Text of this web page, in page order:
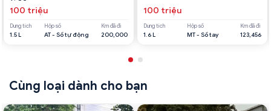
100 triệu
Dung tích
1.5 L
Hộp số
AT - Số tự động
Km đã đi
200,000
100 triệu
Dung tích
1.6 L
Hộp số
MT - Số tay
Km đã đi
123,456
Cùng loại dành cho bạn